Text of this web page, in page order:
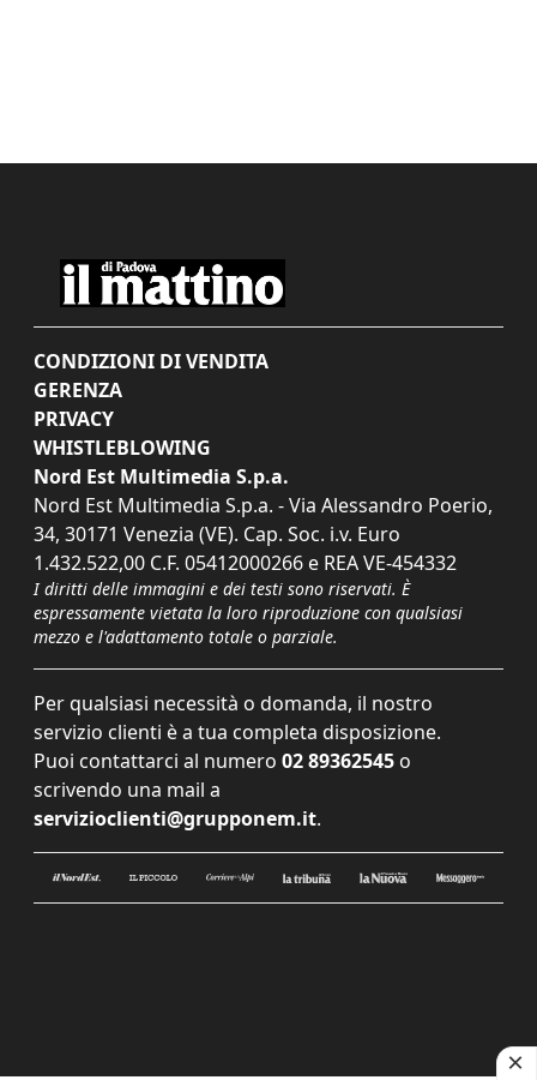
CONDIZIONI DI VENDITA
GERENZA
PRIVACY
WHISTLEBLOWING
Nord Est Multimedia S.p.a.
Nord Est Multimedia S.p.a. - Via Alessandro Poerio,
34, 30171 Venezia (VE). Cap. Soc. i.v. Euro
1.432.522,00 C.F. 05412000266 e REA VE-454332
I diritti delle immagini e dei testi sono riservati. È
espressamente vietata la loro riproduzione con qualsiasi
mezzo e l'adattamento totale o parziale.
Per qualsiasi necessità o domanda, il nostro
servizio clienti è a tua completa disposizione.
Puoi contattarci al numero 02 89362545 o
scrivendo una mail a
servizioclienti@grupponem.it.